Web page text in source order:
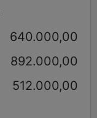
640.000,00
892.000,00
512.000,00